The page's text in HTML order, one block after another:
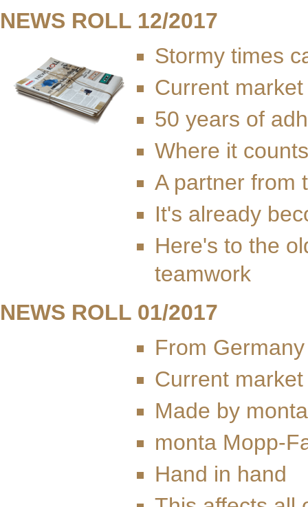
NEWS ROLL 12/2017
Stormy times
Current
50 years of
Where it counts
A partner from
It's already
Here's to the
teamwork
NEWS ROLL 01/2017
From
Current
Made by
monta Mopp-
Hand in hand